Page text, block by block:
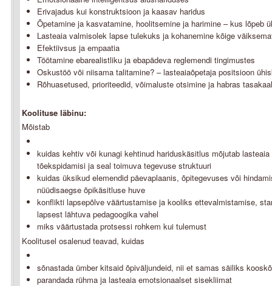
Erivajadus kui konstruktsioon ja kaasav haridus
Õpetamine ja kasvatamine, hoolitsemine ja harimine – kus lõpeb
Lasteaia valmisolek lapse tulekuks ja kohanemine kõige
Efektiivsus ja empaatia
Töötamine ebarealistliku ja ebapädeva reglemendi tingimustes
Oskustöö või niisama talitamine? – lasteaiaõpetaja positsioon
Rõhuasetused, prioriteedid, võimaluste otsimine ja habras
Koolituse läbinu:
Mõistab
kuidas kehtiv või kunagi kehtinud hariduskäsitlus mõjutab
tõekspidamisi ja seal toimuva tegevuse struktuuri
kuidas üksikud elemendid päevaplaanis, õpitegevuses või
nüüdisaegse õpikäsitluse huve
konflikti lapsepõlve väärtustamise ja kooliks ettevalmistamise,
lapsest lähtuva pedagoogika vahel
miks väärtustada protsessi rohkem kui tulemust
Koolitusel osalenud teavad, kuidas
sõnastada ümber kitsaid õpiväljundeid, nii et samas säiliks
parandada rühma ja lasteaia emotsionaalset sisekliimat